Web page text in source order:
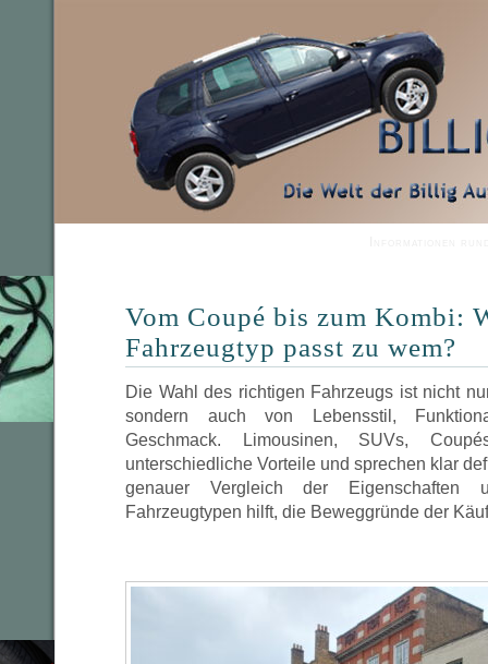
Vom Coupé bis zum Kombi:
Fahrzeugtyp passt zu wem?
Die Wahl des richtigen Fahrzeugs ist nicht
sondern auch von Lebensstil,
Geschmack. Limousinen, SUVs,
unterschiedliche Vorteile und sprechen klar
genauer Vergleich der Eigenschaften
Fahrzeugtypen hilft, die Beweggründe der